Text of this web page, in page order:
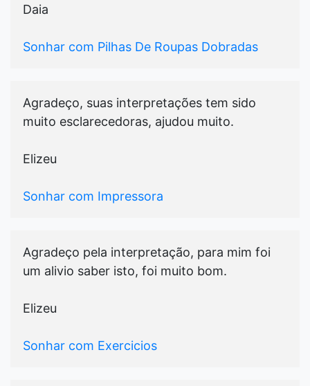
Daia
Sonhar com Pilhas De Roupas Dobradas
Agradeço, suas interpretações tem sido
muito esclarecedoras, ajudou muito.
Elizeu
Sonhar com Impressora
Agradeço pela interpretação, para mim foi
um alivio saber isto, foi muito bom.
Elizeu
Sonhar com Exercicios